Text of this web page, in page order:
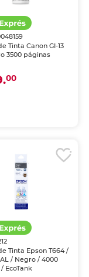
Tinta Canon GI-13
3500 páginas
00
Tinta Epson T664 /
AL / Negro / 4000
EcoTank